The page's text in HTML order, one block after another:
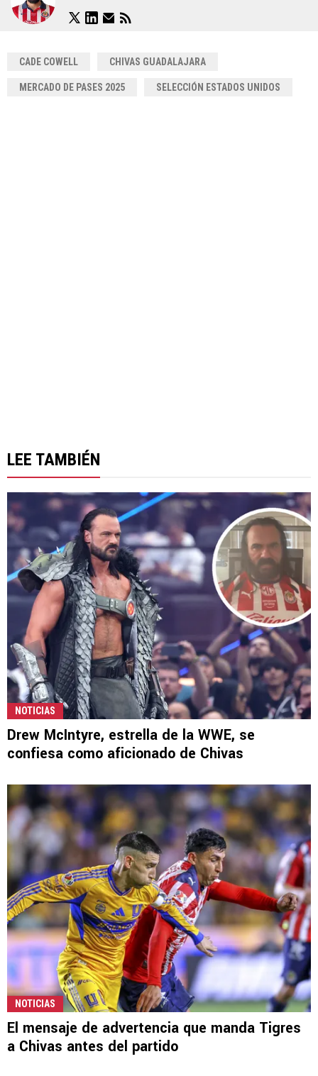
CADE COWELL CHIVAS GUADALAJARA
MERCADO DE PASES 2025 SELECCIÓN ESTADOS UNIDOS
LEE TAMBIÉN
NOTICIAS
Drew McIntyre, estrella de la WWE, se
confiesa como aficionado de Chivas
NOTICIAS
El mensaje de advertencia que manda Tigres
a Chivas antes del partido